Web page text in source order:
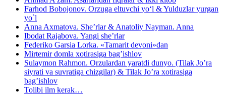
Farhod Bobojonov. Orzuga eltuvchi yo‘l & Yulduzlar yurgan
yo`l
Anna Axmatova. She’rlar & Anatoliy Nayman. Anna
Ibodat Rajabova. Yangi she’rlar
Federiko Garsia Lorka. «Tamarit devoni»dan
Mirtemir domla xotirasiga bag’ishlov
Sulaymon Rahmon. Orzulardan yaratdi dunyo. (Tilak Jo’ra
siyrati va suvratiga chizgilar) & Tilak Jo’ra xotirasiga
bag’ishlov
Tolibi ilm kerak…